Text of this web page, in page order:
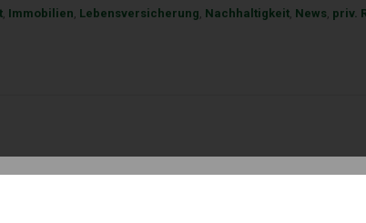
, Immobilien, Lebensversicherung, Nachhaltigkeit, News, priv.